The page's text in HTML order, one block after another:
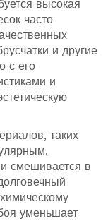
высокая
часто
и другие
с его
и
таких
смешивается в
уменьшает